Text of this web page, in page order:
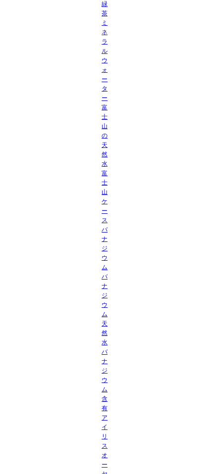
緑
茶
ミ
ネ
ラ
ル
ウ
ォ
ー
タ
ー
富
士
山
の
天
然
水
富
士
山
ケ
ー
ス
バ
ナ
ジ
ウ
ム
バ
ナ
ジ
ウ
ム
天
然
水
バ
ナ
ジ
ウ
ム
含
有
ア
イ
リ
ス
オ
ー